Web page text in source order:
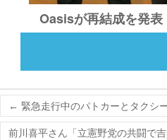
Oasisが再結成を発
← 緊急走行中のパトカーとタク
前川喜平さん「立憲野党の共闘で